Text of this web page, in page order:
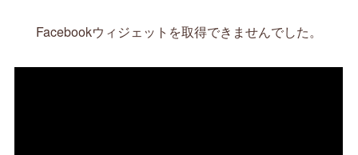
Facebookウィジェットを取得できませんでした。